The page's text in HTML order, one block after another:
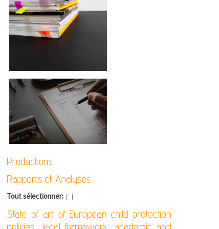
Productions
Rapports et Analyses
Tout sélectionner:
State of art of European child protection